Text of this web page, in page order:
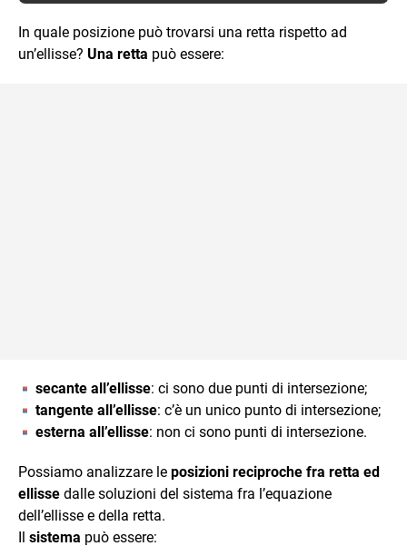
In quale posizione può trovarsi una retta rispetto ad
un’ellisse? Una retta può essere:
secante all’ellisse: ci sono due punti di intersezione;
tangente all’ellisse: c’è un unico punto di intersezione;
esterna all’ellisse: non ci sono punti di intersezione.
Possiamo analizzare le posizioni reciproche fra retta ed
ellisse dalle soluzioni del sistema fra l’equazione
dell’ellisse e della retta.
Il sistema può essere: